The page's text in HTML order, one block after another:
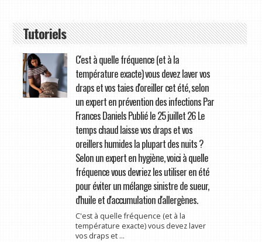
Tutoriels
C'est à quelle fréquence (et à la
température exacte) vous devez laver vos
draps et vos taies d'oreiller cet été, selon
un expert en prévention des infections Par
Frances Daniels Publié le 25 juillet 26 Le
temps chaud laisse vos draps et vos
oreillers humides la plupart des nuits ?
Selon un expert en hygiène, voici à quelle
fréquence vous devriez les utiliser en été
pour éviter un mélange sinistre de sueur,
d'huile et d'accumulation d'allergènes.
C'est à quelle fréquence (et à la
température exacte) vous devez laver
vos draps et ...